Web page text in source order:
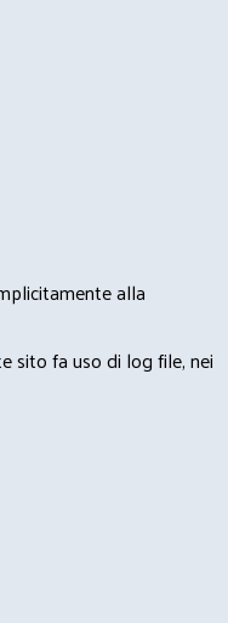
alla
sito fa uso di log file, nei